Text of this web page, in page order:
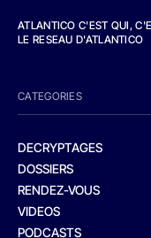
ATLANTICO C'EST QUI,
LE RESEAU D'ATLANTICO
CATEGORIES
DECRYPTAGES
DOSSIERS
RENDEZ-VOUS
VIDEOS
PODCASTS